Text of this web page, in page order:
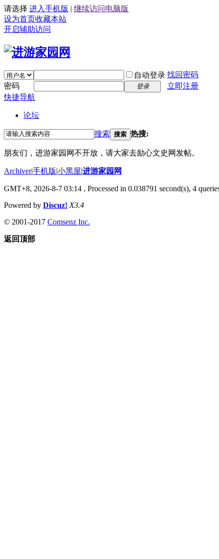
请选择 进入手机版 | 继续访问电脑版
设为首页收藏本站
开启辅助访问
自动登录 找回密码
密码
登录
立即注册
快捷导航
论坛
搜索 搜索 热搜:
朋友们，进游家园网不开放，请大家去励心文史网发帖。
Archiver|手机版|小黑屋|进游家园网
GMT+8, 2026-8-7 03:14 , Processed in 0.038791 second(s), 4
Powered by Discuz! X3.4
© 2001-2017 Comsenz Inc.
返回顶部